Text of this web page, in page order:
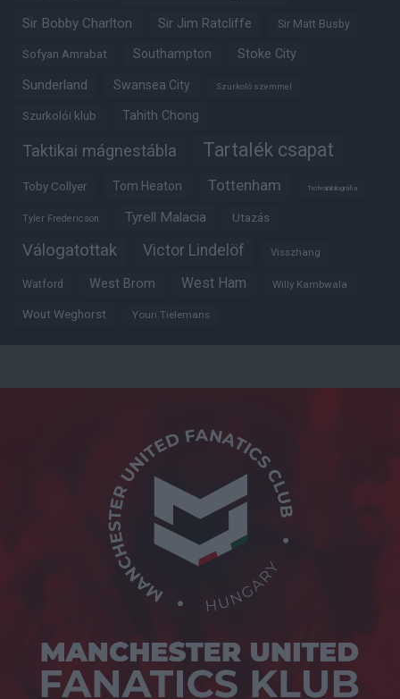
Sir Bobby Charlton Sir Jim Ratcliffe Sir Matt Busby
Sofyan Amrabat Southampton Stoke City
Sunderland Swansea City Szurkoló szemmel
Szurkolói klub Tahith Chong
Taktikai mágnestábla Tartalék csapat
Toby Collyer Tom Heaton Tottenham Trófeabibliográfia
Tyler Fredericson Tyrell Malacia Utazás
Válogatottak Victor Lindelöf Visszhang
Watford West Brom West Ham Willy Kambwala
Wout Weghorst Youri Tielemans